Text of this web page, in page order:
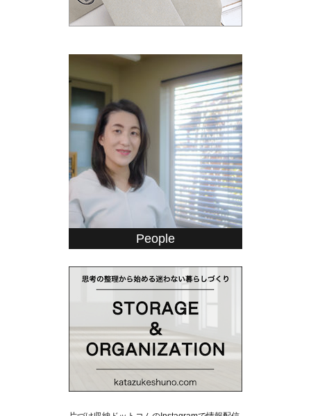
People